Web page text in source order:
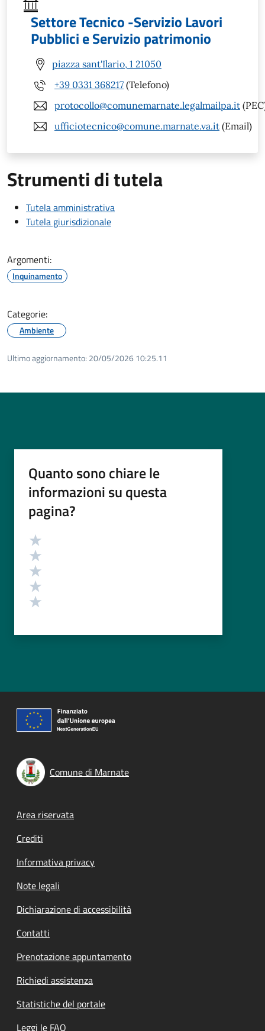
Settore Tecnico -Servizio Lavori
Pubblici e Servizio patrimonio
piazza sant'Ilario, 1 21050
+39 0331 368217 (Telefono)
protocollo@comunemarnate.legalmailpa.it
ufficiotecnico@comune.marnate.va.it (Email)
Strumenti di tutela
Tutela amministrativa
Tutela giurisdizionale
Argomenti:
Inquinamento
Categorie:
Ambiente
Ultimo aggiornamento: 20/05/2026 10:25.11
Quanto sono chiare le
informazioni su questa
pagina?
Valutazione
Comune di Marnate
Footer menu
Area riservata
Crediti
Informativa privacy
Note legali
Dichiarazione di accessibilità
Contatti
Prenotazione appuntamento
Richiedi assistenza
Statistiche del portale
Leggi le FAQ